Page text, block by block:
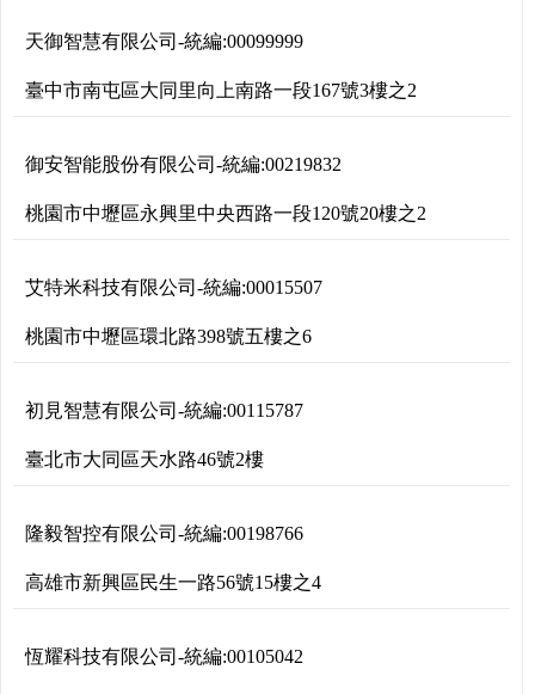
天御智慧有限公司 -統編:00099999
臺中市南屯區大同里向上南路一段167號3樓之2
御安智能股份有限公司 -統編:00219832
桃園市中壢區永興里中央西路一段120號20樓之2
艾特米科技有限公司 -統編:00015507
桃園市中壢區環北路398號五樓之6
初見智慧有限公司 -統編:00115787
臺北市大同區天水路46號2樓
隆毅智控有限公司 -統編:00198766
高雄市新興區民生一路56號15樓之4
恆耀科技有限公司 -統編:00105042